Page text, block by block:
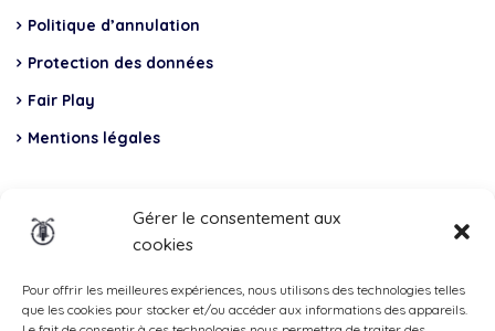
Gérer le consentement aux
cookies
Pour offrir les meilleures expériences, nous utilisons des technologies telles
que les cookies pour stocker et/ou accéder aux informations des appareils.
Politique d’annulation
Protection des données
Fair Play
Mentions légales
Total Casco, Partner
Methods